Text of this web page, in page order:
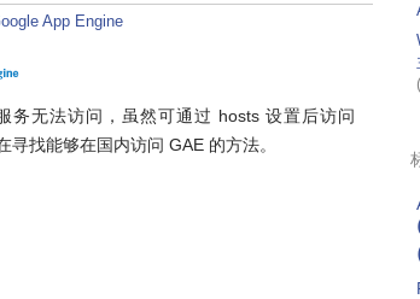
App Engine
务无法访问，虽然可通过 hosts 设置后访问
找能够在国内访问 GAE 的方法。